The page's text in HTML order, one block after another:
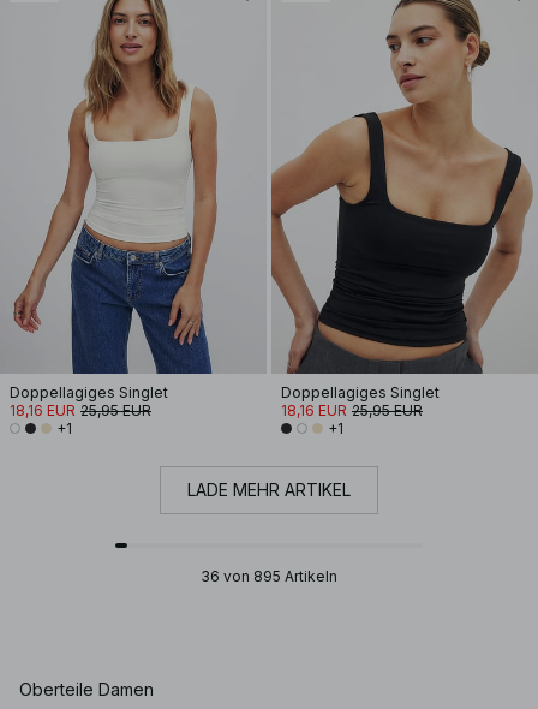
Doppellagiges Singlet
18,16 EUR 25,95 EUR
+1
Doppellagiges Singlet
18,16 EUR 25,95 EUR
+1
LADE MEHR ARTIKEL
36 von 895 Artikeln
Oberteile Damen